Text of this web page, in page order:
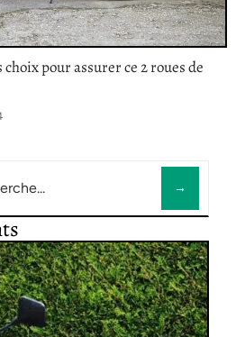
choix pour assurer ce 2 roues de